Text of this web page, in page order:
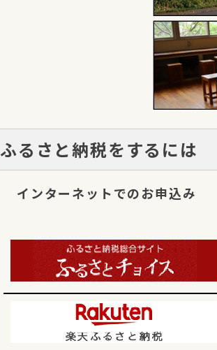
ふるさと納税をするには
インターネットでのお申込み